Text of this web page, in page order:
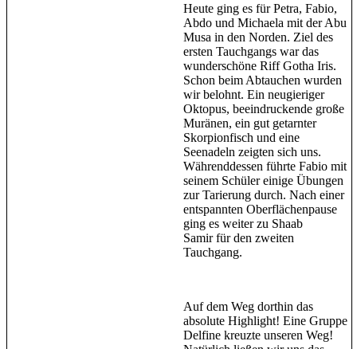
Heute ging es für Petra, Fabio,
Abdo und Michaela mit der Abu
Musa in den Norden. Ziel des
ersten Tauchgangs war das
wunderschöne Riff Gotha Iris.
Schon beim Abtauchen wurden
wir belohnt. Ein neugieriger
Oktopus, beeindruckende große
Muränen, ein gut getarnter
Skorpionfisch und eine
Seenadeln zeigten sich uns.
Währenddessen führte Fabio mit
seinem Schüler einige Übungen
zur Tarierung durch. Nach einer
entspannten Oberflächenpause
ging es weiter zu Shaab
Samir für den zweiten
Tauchgang.
Auf dem Weg dorthin das
absolute Highlight! Eine Gruppe
Delfine kreuzte unseren Weg!